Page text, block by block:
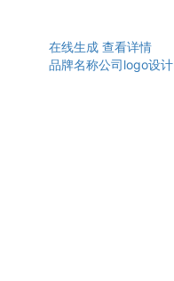
在线生成 查看详情
品牌名称公司logo设计